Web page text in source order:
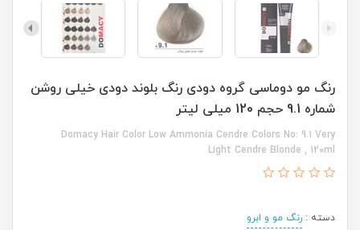
رنگ مو دوماسی گروه دودی رنگ بلوند دودی خیلی روشن
شماره 9.1 حجم 120 میلی لیتر
Domacy Hair Color Low Ammonia Cendre Colors No: 9.1 Very
Light Cendre Blonde , 120ml
دسته : رنگ مو و ابرو